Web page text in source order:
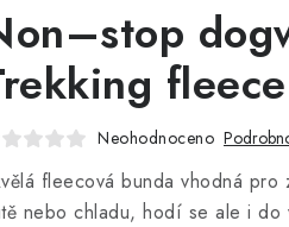
Neohodnoceno
fleecová bunda vhodná
nebo chladu, hodí se ale i do